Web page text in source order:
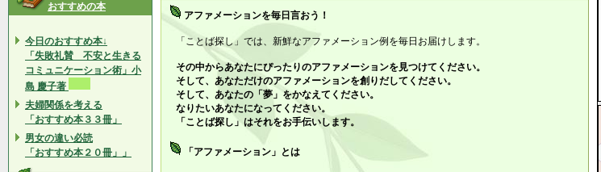
おすすめの本
今日のおすすめ本↓
「失敗礼賛 不安と生きる
コミュニケーション術」小
島 慶子著
夫婦関係を考える
「おすすめ本３３冊」
男女の違い必読
「おすすめ本２０冊」」
アファメーションを毎日言おう！
「ことば探し」では、新鮮なアファメーション例を毎日お届けします。
その中からあなたにぴったりのアファメーションを見つけてください。
そして、あなただけのアファメーションを創りだしてください。
そして、あなたの「夢」をかなえてください。
なりたいあなたになってください。
「ことば探し」はそれをお手伝いします。
「アファメーション」とは